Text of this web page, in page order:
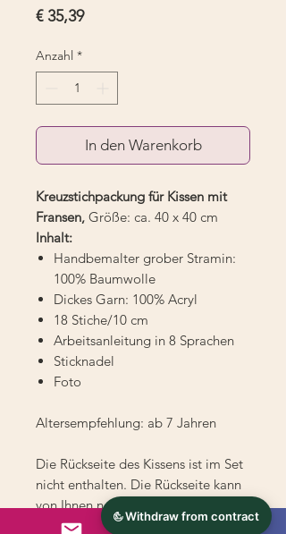
€ 35,39Preis
Anzahl *
In den Warenkorb
Kreuzstichpackung für Kissen mit
Fransen, Größe: ca. 40 x 40 cm
Inhalt:
Handbemalter grober Stramin:
100% Baumwolle
Dickes Garn: 100% Acryl
18 Stiche/10 cm
Arbeitsanleitung in 8 Sprachen
Sticknadel
Foto
Altersempfehlung: ab 7 Jahren
Die Rückseite des Kissens ist im Set
nicht enthalten. Die Rückseite kann
von Ihnen nach Ihrem Geschmack
genäht oder als separater Artikel in